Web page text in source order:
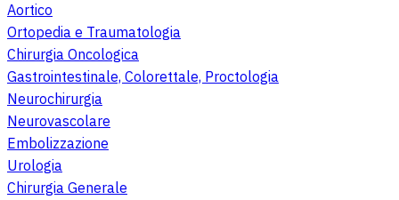
Aortico
Ortopedia e Traumatologia
Chirurgia Oncologica
Gastrointestinale, Colorettale, Proctologia
Neurochirurgia
Neurovascolare
Embolizzazione
Urologia
Chirurgia Generale